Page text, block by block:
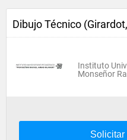
Dibujo Técnico
Instituto
Monseñor
Solicitar